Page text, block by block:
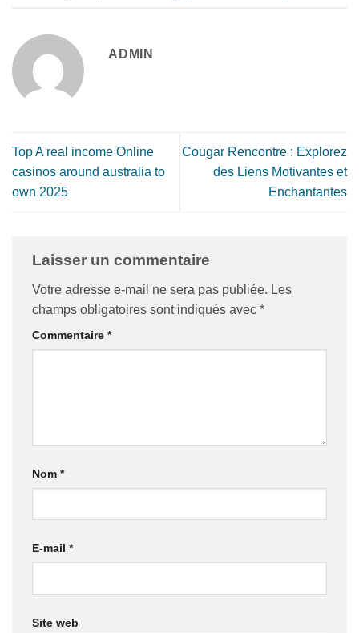
ADMIN
Top A real income Online
casinos around australia to
own 2025
Cougar Rencontre : Explorez
des Liens Motivantes et
Enchantantes
Laisser un commentaire
Votre adresse e-mail ne sera pas publiée. Les
champs obligatoires sont indiqués avec *
Commentaire *
Nom *
E-mail *
Site web